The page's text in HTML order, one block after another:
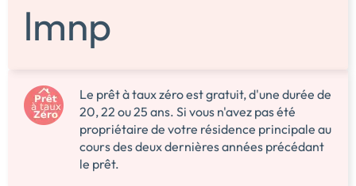
Le prêt à taux zéro est gratuit, d'une durée de
20, 22 ou 25 ans. Si vous n'avez pas été
propriétaire de votre résidence principale au
cours des deux dernières années précédant
le prêt.